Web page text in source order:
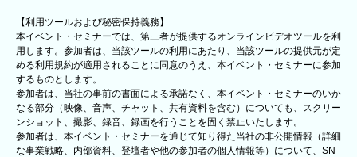
【利用ツールおよび秘密保持義務】
本イベント・セミナーでは、第三者が提供するオンラインビデオツールを利
用します。参加者は、当該ツールの利用にあたり、当該ツールの提供元が定
める利用規約が適用されることに同意のうえ、本イベント・セミナーに参加
するものとします。
参加者は、当社の事前の書面による承諾なく、本イベント・セミナーのいか
なる部分（映像、音声、チャット、共有資料を含む）についても、スクリー
ンショット、撮影、録音、録画を行うことを固く禁止いたします。
参加者は、本イベント・セミナーを通じて知り得た当社の非公開情報（詳細
な事業戦略、内部資料、登壇者や他の参加者の個人情報等）について、SN